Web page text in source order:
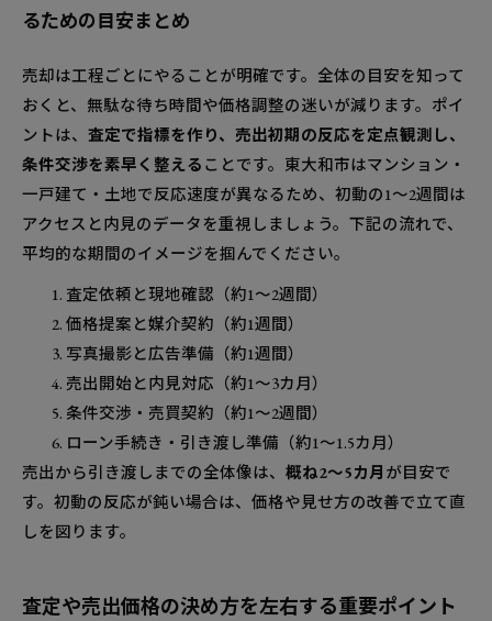
売出価格は相場よりどれくらい上乗せできる？
東大和でのベストな決め方
リフォームはどこまでやるべき？東大和の不動
産売却で効果的な範囲
東大和で不動産売却をスムーズに進めるための無料
相談と査定活用ガイド
まずは簡単！東大和で机上査定を使って価格帯
を知る方法
訪問査定で東大和の不動産売却を具体化するた
めのチェックポイント
るための目安まとめ
売却は工程ごとにやることが明確です。全体の目安を知って
おくと、無駄な待ち時間や価格調整の迷いが減ります。ポイ
ントは、 査定で指標を作り、売出初期の反応を定点観測し、
条件交渉を素早く整える ことです。東大和市はマンション・
一戸建て・土地で反応速度が異なるため、初動の1〜2週間は
アクセスと内見のデータを重視しましょう。下記の流れで、
平均的な期間のイメージを掴んでください。
査定依頼と現地確認（約1〜2週間）
価格提案と媒介契約（約1週間）
写真撮影と広告準備（約1週間）
売出開始と内見対応（約1〜3カ月）
条件交渉・売買契約（約1〜2週間）
ローン手続き・引き渡し準備（約1〜1.5カ月）
売出から引き渡しまでの全体像は、 概ね2〜5カ月 が目安で
す。初動の反応が鈍い場合は、価格や見せ方の改善で立て直
しを図ります。
査定や売出価格の決め方を左右する重要ポイント